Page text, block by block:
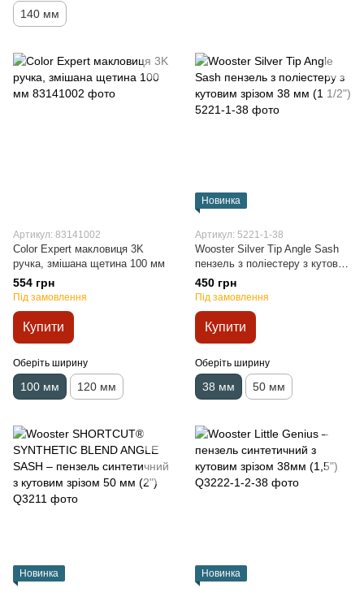
140 мм
Артикул: 83141002
Color Expert макловиця 3K
ручка, змішана щетина 100 мм
554 грн
Під замовлення
Купити
Оберіть ширину
100 мм 120 мм
Новинка
Артикул: 5221-1-38
Wooster Silver Tip Angle Sash
пензель з поліестеру з кутовим
зрізом 38 мм (1 1/2")
450 грн
Під замовлення
Купити
Оберіть ширину
38 мм 50 мм
Новинка Новинка